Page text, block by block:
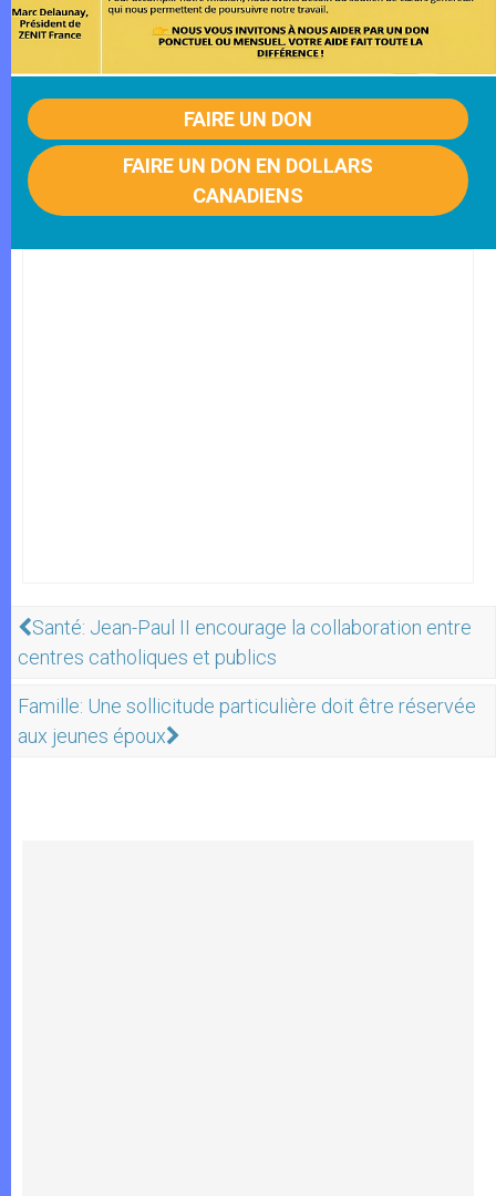
FAIRE UN DON
FAIRE UN DON EN DOLLARS
CANADIENS
Santé: Jean-Paul II encourage la collaboration entre
centres catholiques et publics
Famille: Une sollicitude particulière doit être réservée
aux jeunes époux